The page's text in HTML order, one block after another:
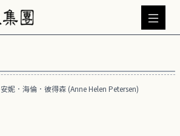
安妮．海倫．彼得森 (Anne Helen Petersen)